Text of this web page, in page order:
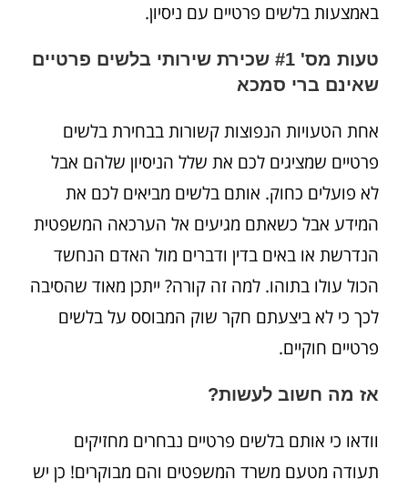
באמצעות בלשים פרטיים עם ניסיון.
טעות מס' #1 שכירת שירותי בלשים פרטיים
שאינם ברי סמכא
אחת הטעויות הנפוצות קשורות בבחירת בלשים
פרטיים שמציגים לכם את שלל הניסיון שלהם אבל
לא פועלים כחוק. אותם בלשים מביאים לכם את
המידע אבל כשאתם מגיעים אל הערכאה המשפטית
הנדרשת או באים בדין ודברים מול האדם הנחשד
הכול עולו בתוהו. למה זה קורה? ייתכן מאוד שהסיבה
לכך כי לא ביצעתם חקר שוק המבוסס על בלשים
פרטיים חוקיים.
אז מה חשוב לעשות?
וודאו כי אותם בלשים פרטיים נבחרים מחזיקים
תעודה מטעם משרד המשפטים והם מבוקרים! כן יש